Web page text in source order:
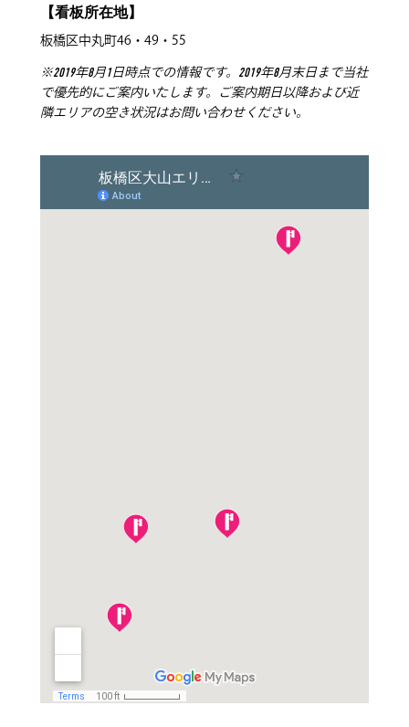
【看板所在地】
板橋区中丸町46・49・55
※2019年8月1日時点での情報です。2019年8月末日まで当社
で優先的にご案内いたします。ご案内期日以降および近
隣エリアの空き状況はお問い合わせください。